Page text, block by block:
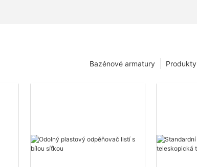
Produkty
Bazénové armatury